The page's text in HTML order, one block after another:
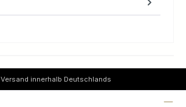
Versand innerhalb Deutschlands